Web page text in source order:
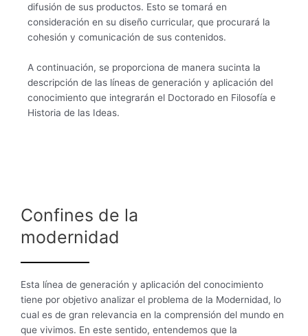
difusión de sus productos. Esto se tomará en
consideración en su diseño curricular, que procurará la
cohesión y comunicación de sus contenidos.
A continuación, se proporciona de manera sucinta la
descripción de las líneas de generación y aplicación del
conocimiento que integrarán el Doctorado en Filosofía e
Historia de las Ideas.
Confines de la
modernidad
Esta línea de generación y aplicación del conocimiento
tiene por objetivo analizar el problema de la Modernidad, lo
cual es de gran relevancia en la comprensión del mundo en
que vivimos. En este sentido, entendemos que la